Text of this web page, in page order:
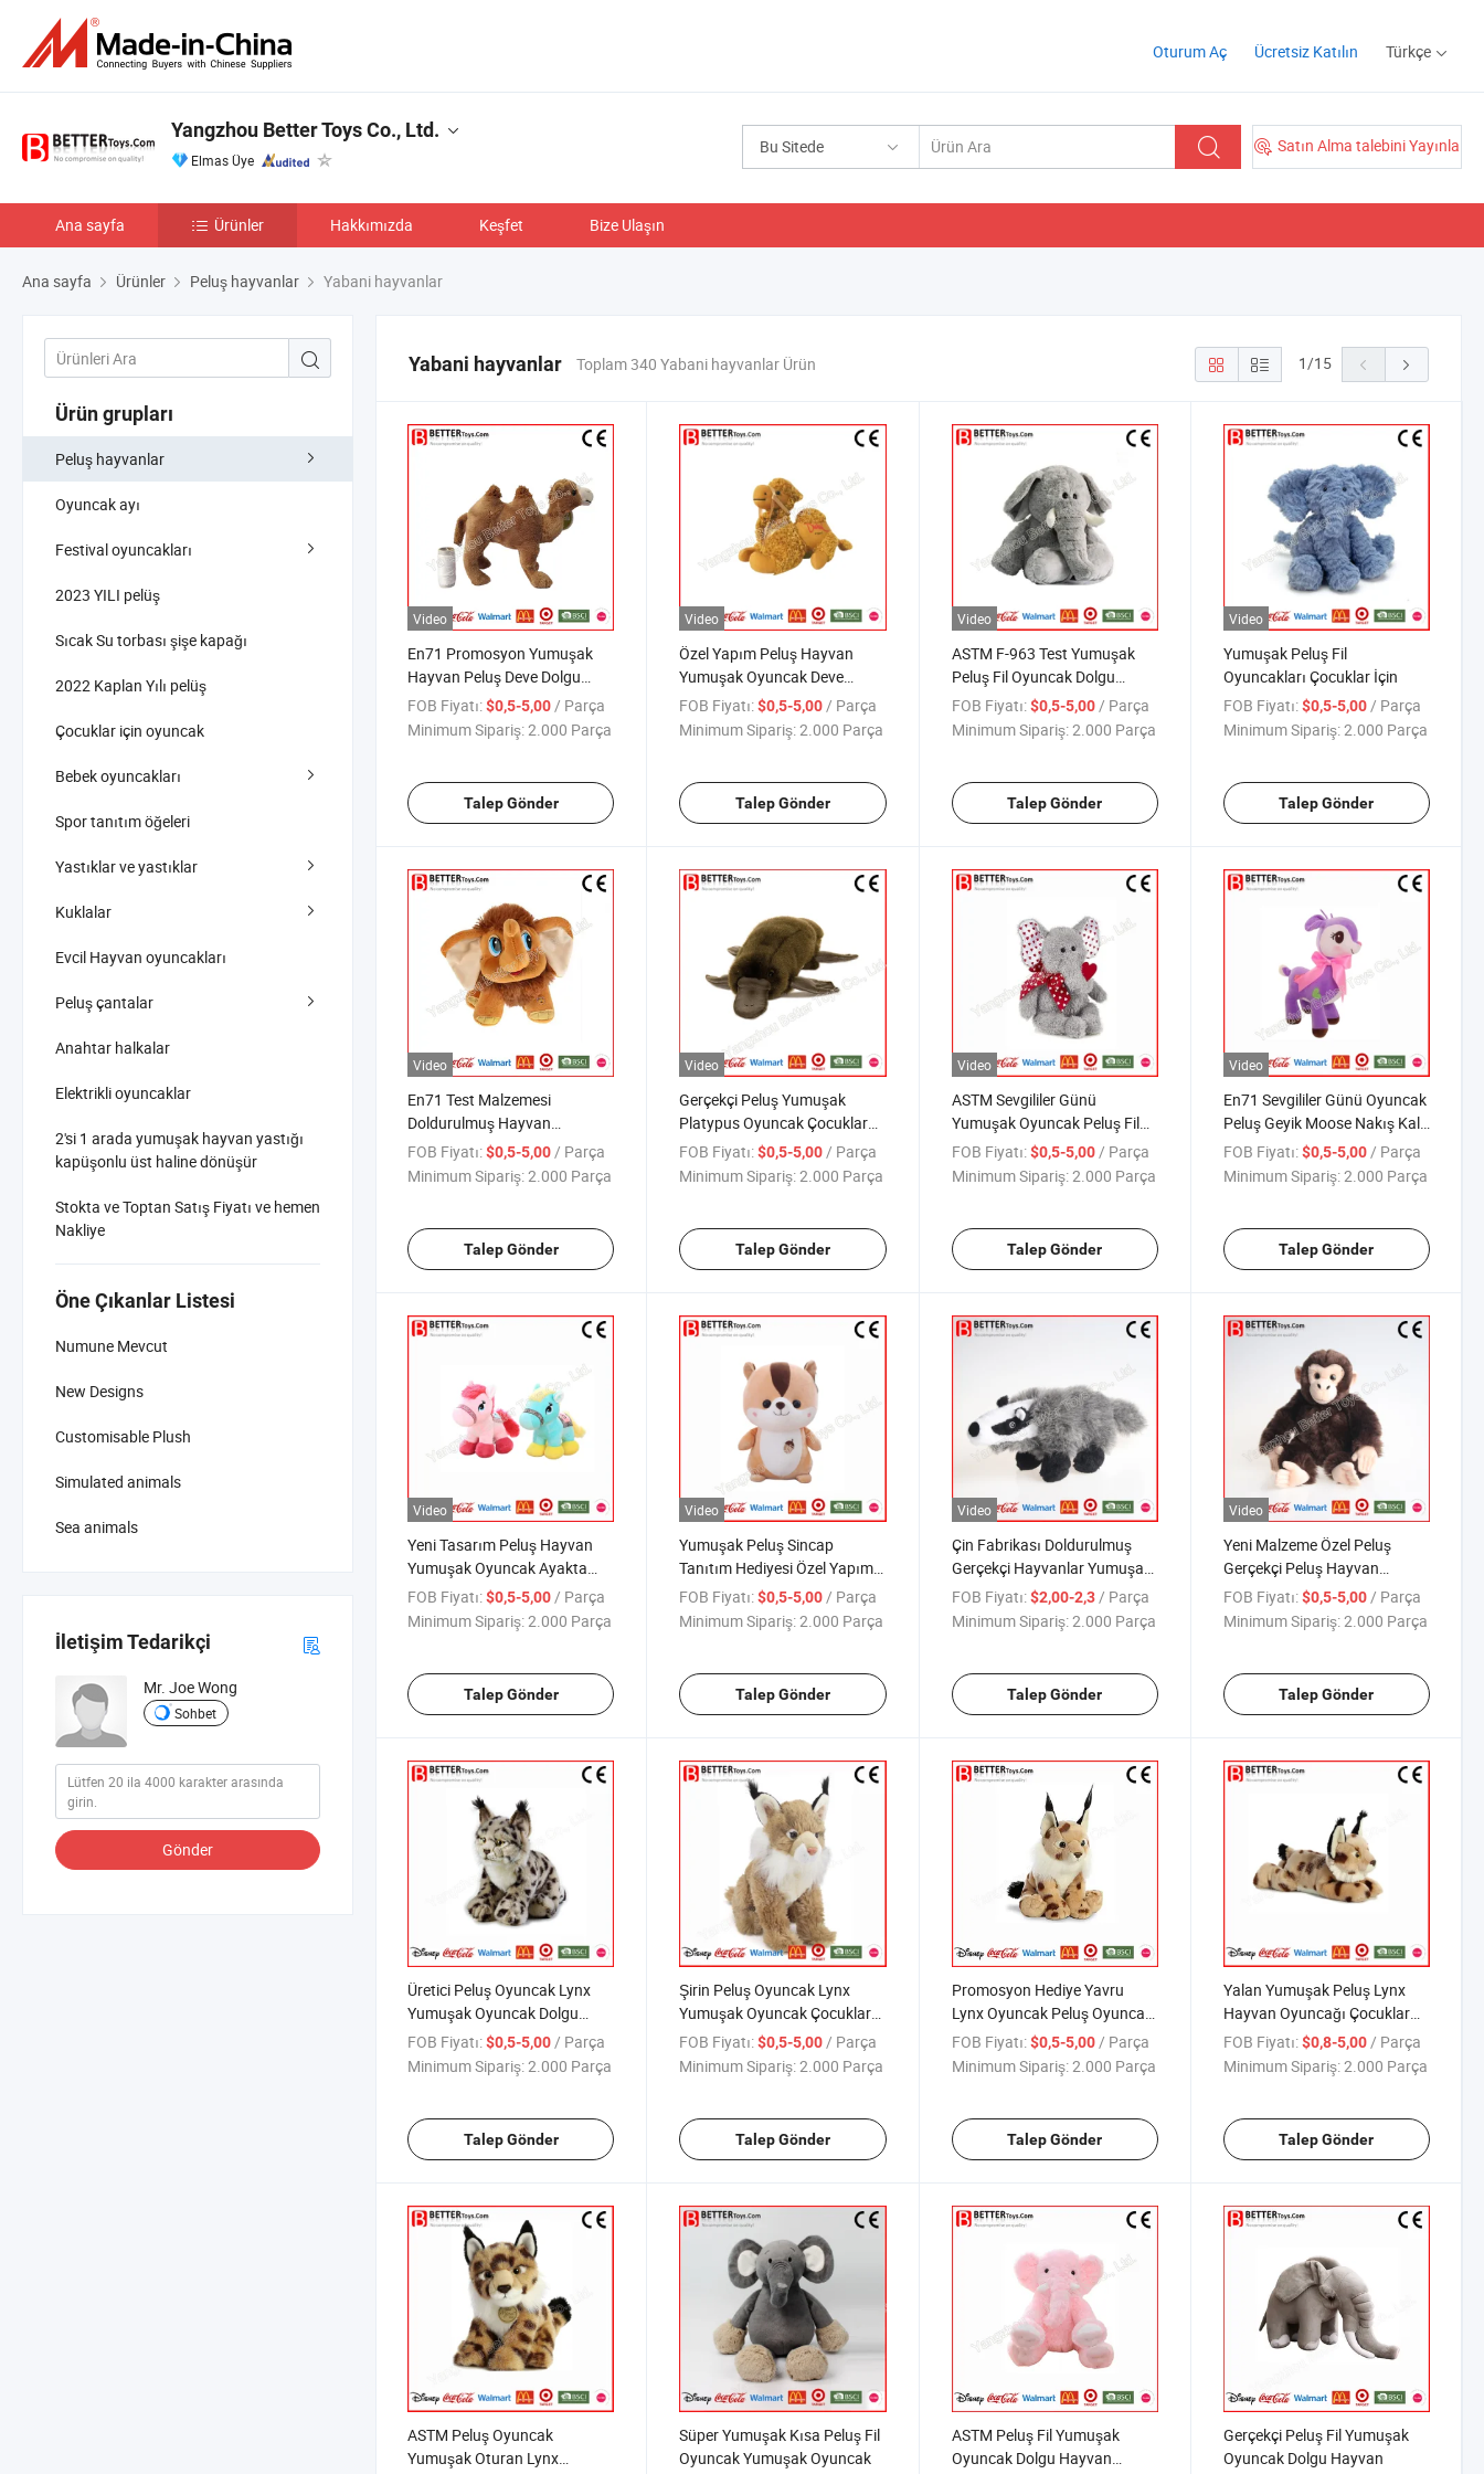
Oturum Aç Ücretsiz Katılın Türkçe
Bu Sitede Satın Alma talebini Yayınla
Yangzhou Better Toys Co., Ltd.
Elmas Üye
Ana sayfa Ürünler Hakkımızda Keşfet Bize Ulaşın
Ana sayfa Ürünler Peluş hayvanlar Yabani hayvanlar
Ürün grupları
Peluş hayvanlar
Oyuncak ayı
Festival oyuncakları
2023 YILI pelüş
Sıcak Su torbası şişe kapağı
2022 Kaplan Yılı pelüş
Çocuklar için oyuncak
Bebek oyuncakları
Spor tanıtım öğeleri
Yastıklar ve yastıklar
Kuklalar
Evcil Hayvan oyuncakları
Peluş çantalar
Anahtar halkalar
Elektrikli oyuncaklar
2'si 1 arada yumuşak hayvan yastığı
kapüşonlu üst haline dönüşür
Stokta ve Toptan Satış Fiyatı ve hemen
Nakliye
Öne Çıkanlar Listesi
Numune Mevcut
New Designs
Customisable Plush
Simulated animals
Sea animals
İletişim Tedarikçi
Mr. Joe Wong
Sohbet
Gönder
Yabani hayvanlar Toplam 340 Yabani hayvanlar Ürün 1/15
Video
En71 Promosyon Yumuşak
Hayvan Peluş Deve Dolgu
Oyuncak
FOB Fiyatı:$0,5-5,00/ Parça
Minimum Sipariş:2.000 Parça
Talep Gönder
Video
Özel Yapım Peluş Hayvan
Yumuşak Oyuncak Deve
Çocuklar İçin
FOB Fiyatı: $0,5-5,00/ Parça
Minimum Sipariş:2.000 Parça
Talep Gönder
Video
ASTM F-963 Test Yumuşak
Peluş Fil Oyuncak Dolgu
Hayvan
FOB Fiyatı: $0,5-5,00/ Parça
Minimum Sipariş:2.000 Parça
Talep Gönder
Video
Yumuşak Peluş Fil
Oyuncakları Çocuklar İçin
FOB Fiyatı: $0,5-5,00/ Parça
Minimum Sipariş:2.000 Parça
Talep Gönder
Video
En71 Test Malzemesi
Doldurulmuş Hayvan
Yumuşak Peluş Fil Oyuncak
FOB Fiyatı:$0,5-5,00 / Parça
Minimum Sipariş:2.000 Parça
Talep Gönder
Video
Gerçekçi Peluş Yumuşak
Platypus Oyuncak Çocuklar
İçin
FOB Fiyatı: $0,5-5,00 / Parça
Minimum Sipariş:2.000 Parça
Talep Gönder
Video
ASTM Sevgililer Günü
Yumuşak Oyuncak Peluş Fil
Oyuncağı Çocuklar için
FOB Fiyatı: $0,5-5,00 / Parça
Minimum Sipariş:2.000 Parça
Talep Gönder
Video
En71 Sevgililer Günü Oyuncak
Peluş Geyik Moose Nakış Kalp
ile
FOB Fiyatı: $0,5-5,00 / Parça
Minimum Sipariş:2.000 Parça
Talep Gönder
Video
Yeni Tasarım Peluş Hayvan
Yumuşak Oyuncak Ayakta
Duran At Peluş Pony Bebekler
ve Çocuklar için
FOB Fiyatı:$0,5-5,00 / Parça
Minimum Sipariş:2.000 Parça
Talep Gönder
Video
Yumuşak Peluş Sincap
Tanıtım Hediyesi Özel Yapım
Peluş Hayvan Çocuk
Oyuncakları
FOB Fiyatı: $0,5-5,00 / Parça
Minimum Sipariş:2.000 Parça
Talep Gönder
Video
Çin Fabrikası Doldurulmuş
Gerçekçi Hayvanlar Yumuşak
Peluş Skunk Oyuncak
FOB Fiyatı: $2,00-2,3 / Parça
Minimum Sipariş:2.000 Parça
Talep Gönder
Video
Yeni Malzeme Özel Peluş
Gerçekçi Peluş Hayvan
Yumuşak Gorilla Oyuncağı
Çocuklar İçin
FOB Fiyatı: $0,5-5,00 / Parça
Minimum Sipariş:2.000 Parça
Talep Gönder
Üretici Peluş Oyuncak Lynx
Yumuşak Oyuncak Dolgu
Hayvan Çocuklar İçin
FOB Fiyatı:$0,5-5,00/ Parça
Minimum Sipariş:2.000 Parça
Talep Gönder
Şirin Peluş Oyuncak Lynx
Yumuşak Oyuncak Çocuklar
İçin
FOB Fiyatı: $0,5-5,00 / Parça
Minimum Sipariş:2.000 Parça
Talep Gönder
Promosyon Hediye Yavru
Lynx Oyuncak Peluş Oyuncak
Yumuşak Hayvan Oyuncak
FOB Fiyatı: $0,5-5,00/ Parça
Minimum Sipariş:2.000 Parça
Talep Gönder
Yalan Yumuşak Peluş Lynx
Hayvan Oyuncağı Çocuklar
İçin
FOB Fiyatı: $0,8-5,00/ Parça
Minimum Sipariş:2.000 Parça
Talep Gönder
ASTM Peluş Oyuncak
Yumuşak Oturan Lynx
Süper Yumuşak Kısa Peluş Fil
Oyuncak Yumuşak Oyuncak
ASTM Peluş Fil Yumuşak
Oyuncak Dolgu Hayvan
Gerçekçi Peluş Fil Yumuşak
Oyuncak Dolgu Hayvan